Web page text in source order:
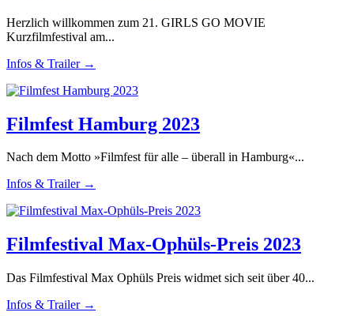
Herzlich willkommen zum 21. GIRLS GO MOVIE
Kurzfilmfestival am...
Infos & Trailer →
Filmfest Hamburg 2023
Nach dem Motto »Filmfest für alle – überall in Hamburg«...
Infos & Trailer →
Filmfestival Max-Ophüls-Preis 2023
Das Filmfestival Max Ophüls Preis widmet sich seit über 40...
Infos & Trailer →